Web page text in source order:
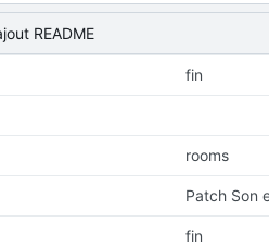
first) Latest commit date
README
fin
rooms
Patch Son
fin